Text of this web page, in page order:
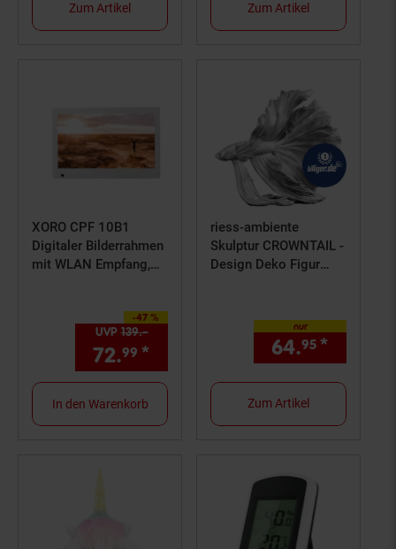
Zum Artikel Zum Artikel
XORO CPF 10B1
Digitaler Bilderrahmen
mit WLAN Empfang,
-47 %
Sie Sparen 47 Prozent,
UVP139.–UVP : 139,–€
72.99 * Aktueller Preis: 72,
In den Warenkorb
riess-ambiente
Skulptur CROWNTAIL -
Design Deko Figur
Skulptur
nur
64.95 *
Zum Artikel